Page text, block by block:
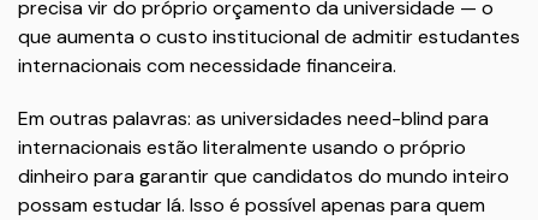
precisa vir do próprio orçamento da universidade — o
que aumenta o custo institucional de admitir estudantes
internacionais com necessidade financeira.
Em outras palavras: as universidades need-blind para
internacionais estão literalmente usando o próprio
dinheiro para garantir que candidatos do mundo inteiro
possam estudar lá. Isso é possível apenas para quem